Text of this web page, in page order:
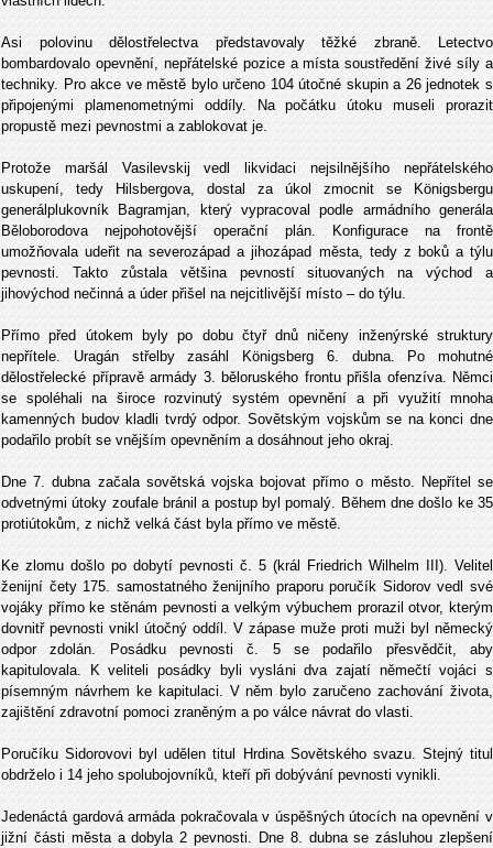
Asi polovinu dělostřelectva představovaly těžké zbraně. Letectvo
bombardovalo opevnění, nepřátelské pozice a místa soustředění živé síly a
techniky. Pro akce ve městě bylo určeno 104 útočné skupin a 26 jednotek s
připojenými plamenometnými oddíly. Na počátku útoku museli prorazit
propustě mezi pevnostmi a zablokovat je.
Protože maršál Vasilevskij vedl likvidaci nejsilnějšího nepřátelského
uskupení, tedy Hilsbergova, dostal za úkol zmocnit se Königsbergu
generálplukovník Bagramjan, který vypracoval podle armádního generála
Běloborodova nejpohotovější operační plán. Konfigurace na frontě
umožňovala udeřit na severozápad a jihozápad města, tedy z boků a týlu
pevnosti. Takto zůstala většina pevností situovaných na východ a
jihovýchod nečinná a úder přišel na nejcitlivější místo – do týlu.
Přímo před útokem byly po dobu čtyř dnů ničeny inženýrské struktury
nepřítele. Uragán střelby zasáhl Königsberg 6. dubna. Po mohutné
dělostřelecké přípravě armády 3. běloruského frontu přišla ofenzíva. Němci
se spoléhali na široce rozvinutý systém opevnění a při využití mnoha
kamenných budov kladli tvrdý odpor. Sovětským vojskům se na konci dne
podařilo probít se vnějším opevněním a dosáhnout jeho okraj.
Dne 7. dubna začala sovětská vojska bojovat přímo o město. Nepřítel se
odvetnými útoky zoufale bránil a postup byl pomalý. Během dne došlo ke 35
protiútokům, z nichž velká část byla přímo ve městě.
Ke zlomu došlo po dobytí pevnosti č. 5 (král Friedrich Wilhelm III). Velitel
ženijní čety 175. samostatného ženijního praporu poručík Sidorov vedl své
vojáky přímo ke stěnám pevnosti a velkým výbuchem prorazil otvor, kterým
dovnitř pevnosti vnikl útočný oddíl. V zápase muže proti muži byl německý
odpor zdolán. Posádku pevnosti č. 5 se podařilo přesvědčit, aby
kapitulovala. K veliteli posádky byli vysláni dva zajatí němečtí vojáci s
písemným návrhem ke kapitulaci. V něm bylo zaručeno zachování života,
zajištění zdravotní pomoci zraněným a po válce návrat do vlasti.
Poručíku Sidorovovi byl udělen titul Hrdina Sovětského svazu. Stejný titul
obdrželo i 14 jeho spolubojovníků, kteří při dobývání pevnosti vynikli.
Jedenáctá gardová armáda pokračovala v úspěšných útocích na opevnění v
jižní části města a dobyla 2 pevnosti. Dne 8. dubna se zásluhou zlepšení